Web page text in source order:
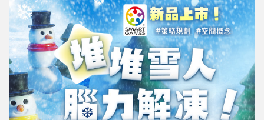
最新活動